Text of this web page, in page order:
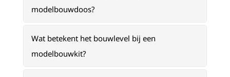
modelbouwdoos?
Wat betekent het bouwlevel bij een
modelbouwkit?